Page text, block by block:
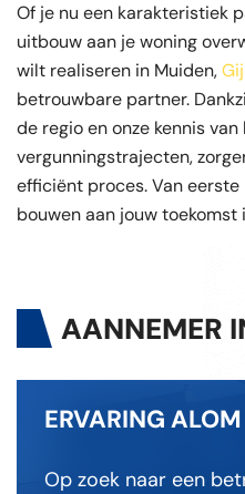
Of je nu een karakteristiek
uitbouw aan je woning
wilt realiseren in Muiden,
betrouwbare partner.
de regio en onze kennis
vergunningstrajecten,
efficiënt proces. Van
bouwen aan jouw toekomst
AANNEMER
ERVARING ALOM
Op zoek naar een